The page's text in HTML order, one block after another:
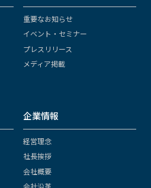
重要なお知らせ
イベント・セミナー
プレスリリース
メディア掲載
企業情報
経営理念
社長挨拶
会社概要